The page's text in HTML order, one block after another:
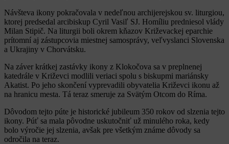
Návšteva ikony pokračovala v nedeľnou archijerejskou sv. liturgiou,
ktorej predsedal arcibiskup Cyril Vasiľ SJ. Homíliu predniesol vlády
Milan Stipič. Na liturgii boli okrem kňazov Križevackej eparchie
prítomní aj zástupcovia miestnej samosprávy, veľvyslanci Slovenska
a Ukrajiny v Chorvátsku.
Na záver krátkej zastávky ikony z Klokočova sa v preplnenej
katedrále v Križevci modlili veriaci spolu s biskupmi mariánsky
Akatist. Po jeho skončení vyprevadili obyvatelia Križevci ikonu až
na hranicu mesta. Tá teraz smeruje za Svätým Otcom do Ríma.
Dôvodom tejto púte je historické jubileum 350 rokov od slzenia tejto
ikony. Púť sa mala pôvodne uskutočniť už minulého roka, kedy
bolo výročie jej slzenia, avšak pre všetkým známe dôvody sa
odročila na teraz.